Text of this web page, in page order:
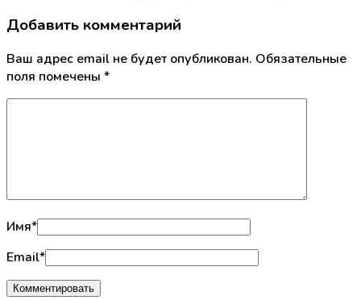
Добавить комментарий
Ваш адрес email не будет опубликован. Обязательные
поля помечены *
Имя*
Email*